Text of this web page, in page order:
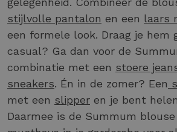
stijlvolle pantalon en een laars
een formele look. Draag je hem
casual? Ga dan voor de
combinatie met een stoere
sneakers. Én in de zomer? Een
met een slipper en je bent
Daarmee is de Summum